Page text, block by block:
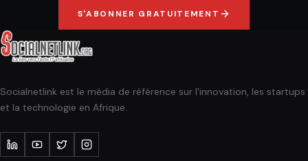
S'ABONNER GRATUITEMENT
Socialnetlink est le média de référence sur l'innovation, les startups
et la technologie en Afrique.